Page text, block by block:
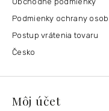
Podmienky ochrany
Postup vrátenia tovaru
Česko
Môj účet